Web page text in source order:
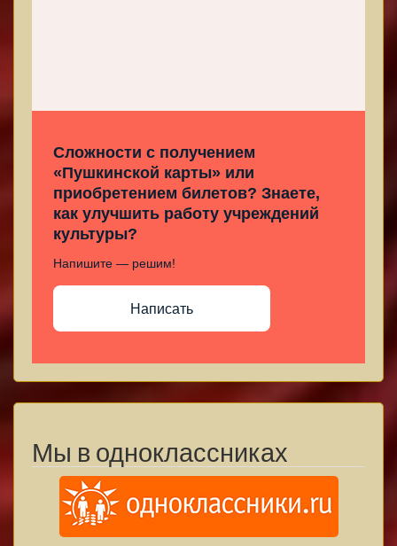
Сложности с получением
«Пушкинской карты» или
приобретением билетов? Знаете,
как улучшить работу учреждений
культуры?
Напишите — решим!
Написать
Мы в одноклассниках